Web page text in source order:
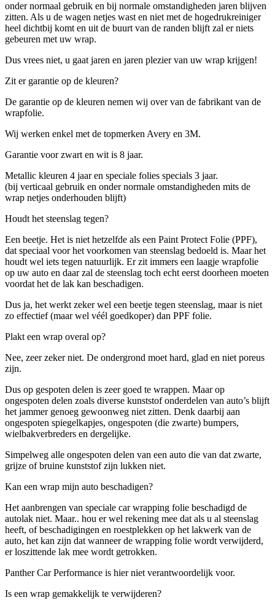
onder normaal gebruik en bij normale omstandigheden jaren blijven
zitten. Als u de wagen netjes wast en niet met de hogedrukreiniger
heel dichtbij komt en uit de buurt van de randen blijft zal er niets
gebeuren met uw wrap.
Dus vrees niet, u gaat jaren en jaren plezier van uw wrap krijgen!
Zit er garantie op de kleuren?
De garantie op de kleuren nemen wij over van de fabrikant van de
wrapfolie.
Wij werken enkel met de topmerken Avery en 3M.
Garantie voor zwart en wit is 8 jaar.
Metallic kleuren 4 jaar en speciale folies specials 3 jaar.
(bij verticaal gebruik en onder normale omstandigheden mits de
wrap netjes onderhouden blijft)
Houdt het steenslag tegen?
Een beetje. Het is niet hetzelfde als een Paint Protect Folie (PPF),
dat speciaal voor het voorkomen van steenslag bedoeld is. Maar het
houdt wel iets tegen natuurlijk. Er zit immers een laagje wrapfolie
op uw auto en daar zal de steenslag toch echt eerst doorheen moeten
voordat het de lak kan beschadigen.
Dus ja, het werkt zeker wel een beetje tegen steenslag, maar is niet
zo effectief (maar wel véél goedkoper) dan PPF folie.
Plakt een wrap overal op?
Nee, zeer zeker niet. De ondergrond moet hard, glad en niet poreus
zijn.
Dus op gespoten delen is zeer goed te wrappen. Maar op
ongespoten delen zoals diverse kunststof onderdelen van auto’s blijft
het jammer genoeg gewoonweg niet zitten. Denk daarbij aan
ongespoten spiegelkapjes, ongespoten (die zwarte) bumpers,
wielbakverbreders en dergelijke.
Simpelweg alle ongespoten delen van een auto die van dat zwarte,
grijze of bruine kunststof zijn lukken niet.
Kan een wrap mijn auto beschadigen?
Het aanbrengen van speciale car wrapping folie beschadigd de
autolak niet. Maar.. hou er wel rekening mee dat als u al steenslag
heeft, of beschadigingen en roestplekken op het lakwerk van de
auto, het kan zijn dat wanneer de wrapping folie wordt verwijderd,
er loszittende lak mee wordt getrokken.
Panther Car Performance is hier niet verantwoordelijk voor.
Is een wrap gemakkelijk te verwijderen?